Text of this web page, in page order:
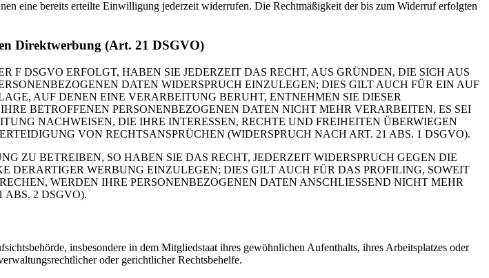
eine bereits erteilte Einwilligung jederzeit widerrufen. Die Rechtmäßigkeit der bis zum Widerruf erfolgten
Direktwerbung (Art. 21 DSGVO)
DSGVO ERFOLGT, HABEN SIE JEDERZEIT DAS RECHT, AUS GRÜNDEN, DIE SICH AUS
DATEN WIDERSPRUCH EINZULEGEN; DIES GILT AUCH FÜR EIN AUF
AUF DENEN EINE VERARBEITUNG BERUHT, ENTNEHMEN SIE DIESER
BETROFFENEN PERSONENBEZOGENEN DATEN NICHT MEHR VERARBEITEN, ES SEI
NACHWEISEN, DIE IHRE INTERESSEN, RECHTE UND FREIHEITEN ÜBERWIEGEN
VON RECHTSANSPRÜCHEN (WIDERSPRUCH NACH ART. 21 ABS. 1 DSGVO).
ZU BETREIBEN, SO HABEN SIE DAS RECHT, JEDERZEIT WIDERSPRUCH GEGEN DIE
DERARTIGER WERBUNG EINZULEGEN; DIES GILT AUCH FÜR DAS PROFILING, SOWEIT
WERDEN IHRE PERSONENBEZOGENEN DATEN ANSCHLIESSEND NICHT MEHR
ABS. 2 DSGVO).
insbesondere in dem Mitgliedstaat ihres gewöhnlichen Aufenthalts, ihres Arbeitsplatzes oder
oder gerichtlicher Rechtsbehelfe.